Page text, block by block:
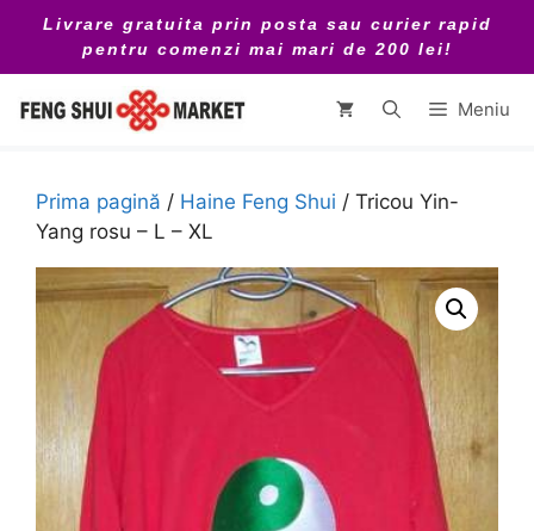
conținut
Livrare gratuita prin posta sau curier rapid
pentru comenzi mai mari de 200 lei!
Meniu
Prima pagină / Haine Feng Shui / Tricou Yin-
Yang rosu – L – XL